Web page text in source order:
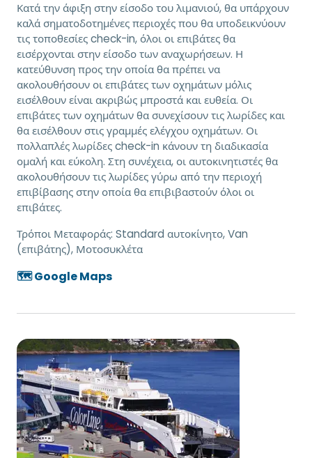
Κατά την άφιξη στην είσοδο του λιμανιού, θα υπάρχουν
καλά σηματοδοτημένες περιοχές που θα υποδεικνύουν
τις τοποθεσίες check-in, όλοι οι επιβάτες θα
εισέρχονται στην είσοδο των αναχωρήσεων. Η
κατεύθυνση προς την οποία θα πρέπει να
ακολουθήσουν οι επιβάτες των οχημάτων μόλις
εισέλθουν είναι ακριβώς μπροστά και ευθεία. Οι
επιβάτες των οχημάτων θα συνεχίσουν τις λωρίδες και
θα εισέλθουν στις γραμμές ελέγχου οχημάτων. Οι
πολλαπλές λωρίδες check-in κάνουν τη διαδικασία
ομαλή και εύκολη. Στη συνέχεια, οι αυτοκινητιστές θα
ακολουθήσουν τις λωρίδες γύρω από την περιοχή
επιβίβασης στην οποία θα επιβιβαστούν όλοι οι
επιβάτες.
Τρόποι Μεταφοράς: Standard αυτοκίνητο, Van
(επιβάτης), Μοτοσυκλέτα
🗺️ Google Maps